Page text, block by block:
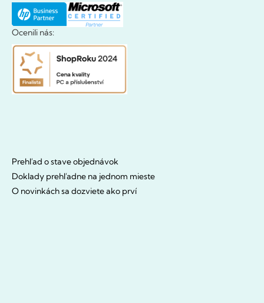
Ocenili nás:
Prehľad o stave objednávok
Doklady prehľadne na jednom mieste
O novinkách sa dozviete ako prví